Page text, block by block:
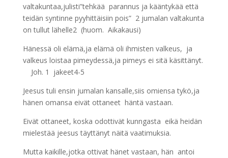
valtakuntaa,julisti”tehkää parannus ja kääntykää että
teidän syntinne pyyhittäisiin pois” 2 jumalan valtakunta
on tullut lähelle2 (huom. Aikakausi)
Hänessä oli elämä,ja elämä oli ihmisten valkeus, ja
valkeus loistaa pimeydessä,ja pimeys ei sitä käsittänyt.
Joh. 1 jakeet4-5
Jeesus tuli ensin jumalan kansalle,siis omiensa tykö,ja
hänen omansa eivät ottaneet häntä vastaan.
Eivät ottaneet, koska odottivät kunngasta eikä heidän
mielestää jeesus täyttänyt näitä vaatimuksia.
Mutta kaikille,jotka ottivat hänet vastaan, hän antoi